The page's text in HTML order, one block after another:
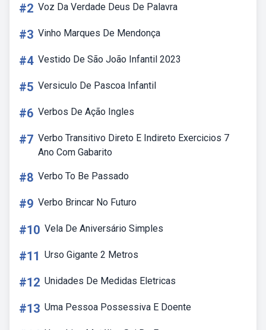
#2 Voz Da Verdade Deus De Palavra
#3 Vinho Marques De Mendonça
#4 Vestido De São João Infantil 2023
#5 Versiculo De Pascoa Infantil
#6 Verbos De Ação Ingles
#7 Verbo Transitivo Direto E Indireto Exercicios 7
Ano Com Gabarito
#8 Verbo To Be Passado
#9 Verbo Brincar No Futuro
#10 Vela De Aniversário Simples
#11 Urso Gigante 2 Metros
#12 Unidades De Medidas Eletricas
#13 Uma Pessoa Possessiva E Doente